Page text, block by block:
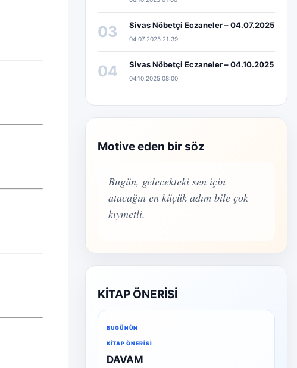
03 Sivas Nöbetçi Eczaneler – 04.07.2025
04.07.2025 21:39
04 Sivas Nöbetçi Eczaneler – 04.10.2025
04.10.2025 08:00
Motive eden bir söz
Bugün, gelecekteki sen için
atacağın en küçük adım bile çok
kıymetli.
KİTAP ÖNERİSİ
BUGÜNÜN
KITAP ÖNERISI
DAVAM